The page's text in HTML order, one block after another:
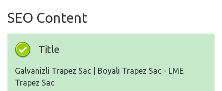
SEO Content
Title
Galvanizli Trapez Sac | Boyalı Trapez Sac - LME
Trapez Sac